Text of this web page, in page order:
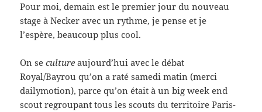
Pour moi, demain est le premier jour du nouveau
stage à Necker avec un rythme, je pense et je
l’espère, beaucoup plus cool.
On seculture aujourd’hui avec le débat
Royal/Bayrou qu’on a raté samedi matin (merci
dailymotion), parce qu’on était à un big week end
scout regroupant tous les scouts du territoire Paris-